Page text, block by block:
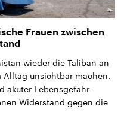
Frauen zwischen
wieder die Taliban an
Alltag unsichtbar machen.
akuter Lebensgefahr
Widerstand gegen die